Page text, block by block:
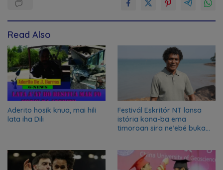
Read Also
Aderito hosik knua, mai hili
lata iha Dili
Festivál Eskritór NT lansa
istória kona-ba ema
timoroan sira ne’ebé buka